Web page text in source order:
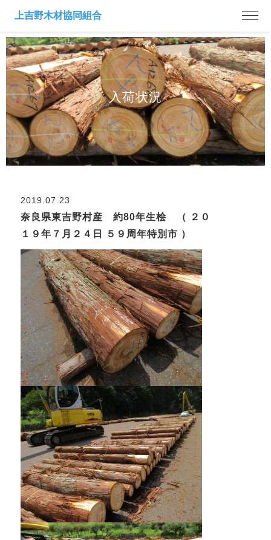
入荷状況
2019.07.23
奈良県東吉野村産 約80年生桧 （ ２０
１９年７月２４日 ５９周年特別市 ）